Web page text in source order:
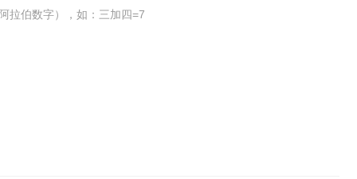
拉伯数字），如：三加四=7